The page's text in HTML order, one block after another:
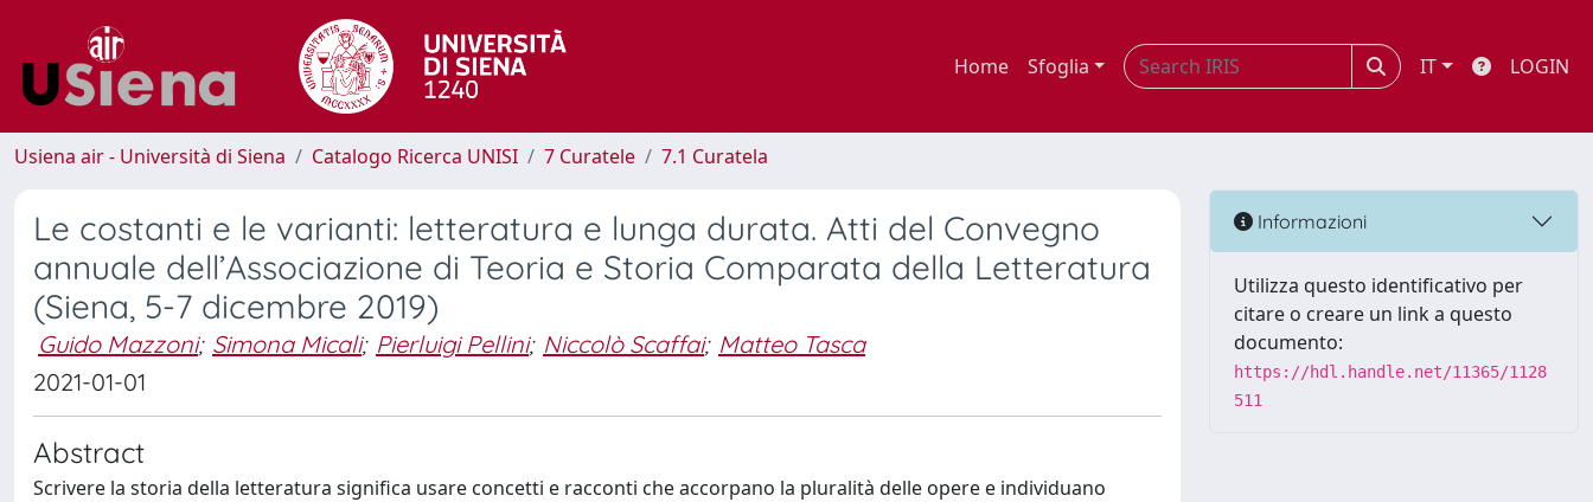
Home Sfoglia IT LOGIN
Usiena air - Università di Siena Catalogo Ricerca UNISI 7 Curatele 7.1 Curatela
Le costanti e le varianti: letteratura e lunga durata. Atti del Convegno
annuale dell’Associazione di Teoria e Storia Comparata della Letteratura
(Siena, 5-7 dicembre 2019)
Guido Mazzoni; Simona Micali; Pierluigi Pellini; Niccolò Scaffai; Matteo Tasca
2021-01-01
Abstract
Scrivere la storia della letteratura significa usare concetti e racconti che accorpano la pluralità delle opere e individuano
Informazioni
Utilizza questo identificativo per
citare o creare un link a questo
documento:
https://hdl.handle.net/11365/1128
511